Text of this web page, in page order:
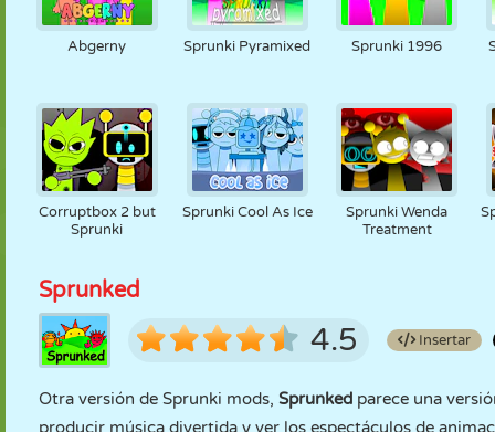
Abgerny Sprunki Pyramixed Sprunki 1996
Corruptbox 2 but
Sprunki
Sprunki Cool As Ice
Sprunki Wenda
Treatment
Sprunked
4.5 Insertar
Otra versión de Sprunki mods, Sprunked parece una
producir música divertida y ver los espectáculos de